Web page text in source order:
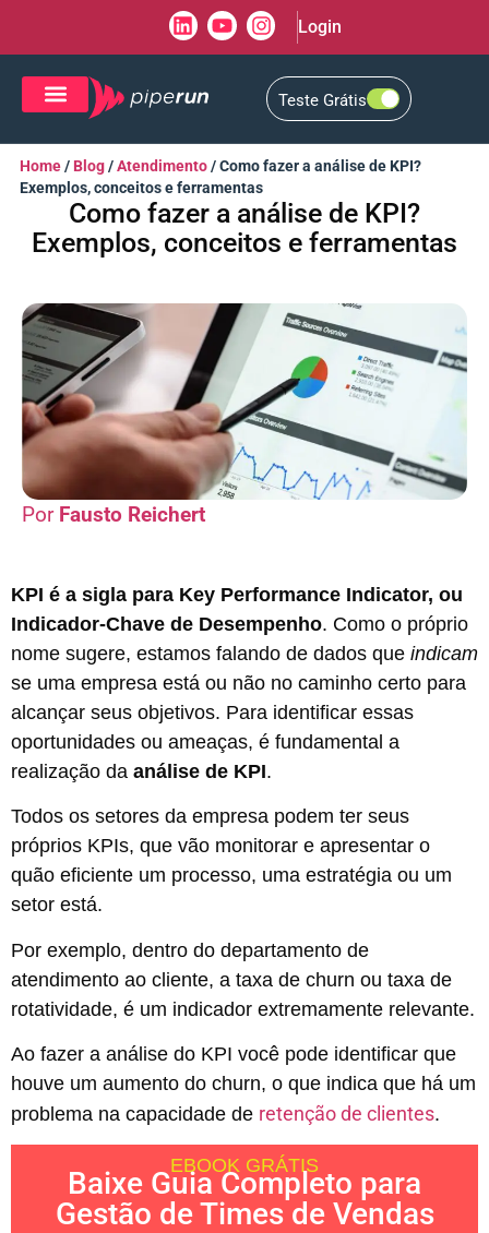
Login
Teste Grátis
Home/ Blog/Atendimento/Como fazer a análise de KPI?
Exemplos, conceitos e ferramentas
Como fazer a análise de KPI?
Exemplos, conceitos e ferramentas
Fausto Reichert
KPI é a sigla para Key Performance Indicator, ou
Indicador-Chave de Desempenho. Como o próprio
nome sugere, estamos falando de dados que indicam
se uma empresa está ou não no caminho certo para
alcançar seus objetivos. Para identificar essas
oportunidades ou ameaças, é fundamental a
realização da análise de KPI.
Todos os setores da empresa podem ter seus
próprios KPIs, que vão monitorar e apresentar o
quão eficiente um processo, uma estratégia ou um
setor está.
Por exemplo, dentro do departamento de
atendimento ao cliente, a taxa de churn ou taxa de
rotatividade, é um indicador extremamente relevante.
Ao fazer a análise do KPI você pode identificar que
houve um aumento do churn, o que indica que há um
problema na capacidade de retenção de clientes.
EBOOK GRÁTIS
Baixe Guia Completo para
Gestão de Times de Vendas